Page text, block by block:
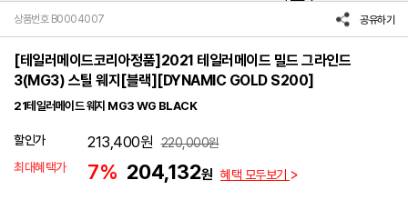
상품번호 B0004007 공유하기
[테일러메이드코리아정품]2021 테일러메이드 밀드 그라인드
3(MG3) 스틸 웨지[블랙][DYNAMIC GOLD S200]
21테일러메이드 웨지 MG3 WG BLACK
할인가 213,400원 220,000원
최대혜택가
7% 204,132원 혜택 모두보기